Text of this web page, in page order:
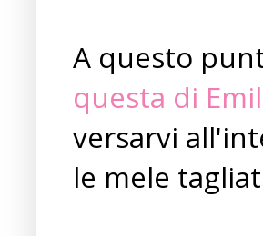
A questo
questa di
versarvi
le mele